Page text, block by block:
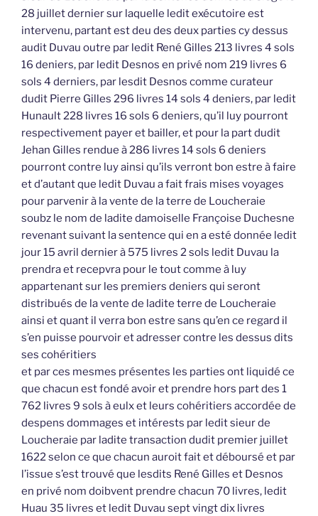
28 juillet dernier sur laquelle ledit exécutoire est
intervenu, partant est deu des deux parties cy dessus
audit Duvau outre par ledit René Gilles 213 livres 4 sols
16 deniers, par ledit Desnos en privé nom 219 livres 6
sols 4 derniers, par lesdit Desnos comme curateur
dudit Pierre Gilles 296 livres 14 sols 4 deniers, par ledit
Hunault 228 livres 16 sols 6 deniers, qu’il luy pourront
respectivement payer et bailler, et pour la part dudit
Jehan Gilles rendue à 286 livres 14 sols 6 deniers
pourront contre luy ainsi qu’ils verront bon estre à faire
et d’autant que ledit Duvau a fait frais mises voyages
pour parvenir à la vente de la terre de Loucheraie
soubz le nom de ladite damoiselle Françoise Duchesne
revenant suivant la sentence qui en a esté donnée ledit
jour 15 avril dernier à 575 livres 2 sols ledit Duvau la
prendra et recepvra pour le tout comme à luy
appartenant sur les premiers deniers qui seront
distribués de la vente de ladite terre de Loucheraie
ainsi et quant il verra bon estre sans qu’en ce regard il
s’en puisse pourvoir et adresser contre les dessus dits
ses cohéritiers
et par ces mesmes présentes les parties ont liquidé ce
que chacun est fondé avoir et prendre hors part des 1
762 livres 9 sols à eulx et leurs cohéritiers accordée de
despens dommages et intérests par ledit sieur de
Loucheraie par ladite transaction dudit premier juillet
1622 selon ce que chacun auroit fait et déboursé et par
l’issue s’est trouvé que lesdits René Gilles et Desnos
en privé nom doibvent prendre chacun 70 livres, ledit
Huau 35 livres et ledit Duvau sept vingt dix livres